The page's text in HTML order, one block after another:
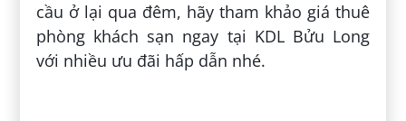
cầu ở lại qua đêm, hãy tham khảo giá thuê
phòng khách sạn ngay tại KDL Bửu Long
với nhiều ưu đãi hấp dẫn nhé.